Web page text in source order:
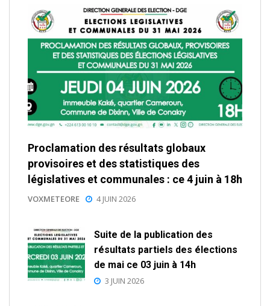
Proclamation des résultats globaux
provisoires et des statistiques des
législatives et communales : ce 4 juin à 18h
VOXMETEORE 4 JUIN 2026
Suite de la publication des
résultats partiels des élections
de mai ce 03 juin à 14h
3 JUIN 2026